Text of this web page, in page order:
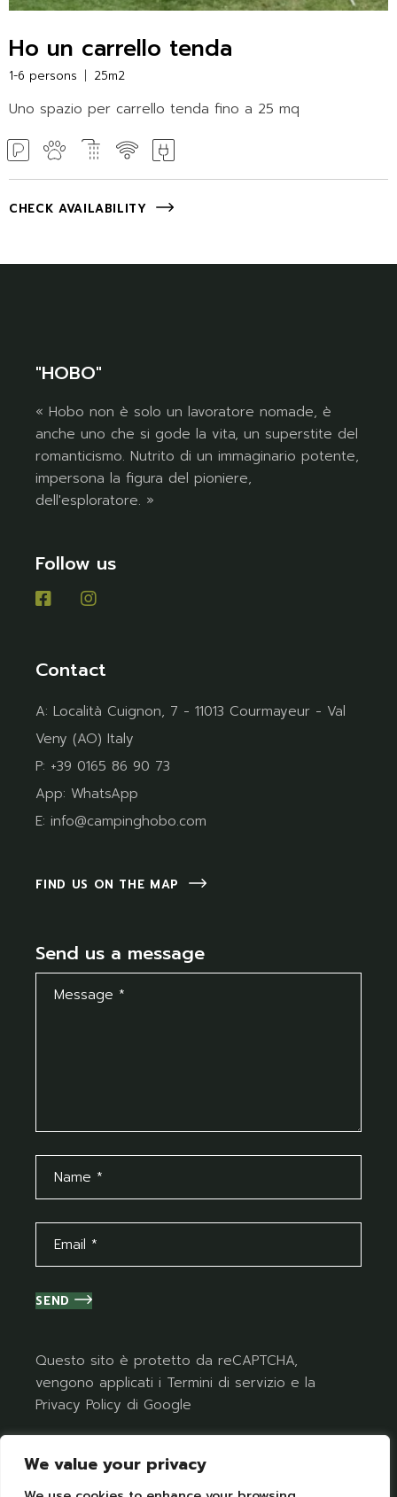
We value your privacy
Ho un carrello tenda
1-6 persons 25m2
Uno spazio per carrello tenda fino a 25 mq
CHECK AVAILABILITY
"HOBO"
« Hobo non è solo un lavoratore nomade, è
anche uno che si gode la vita, un superstite del
romanticismo. Nutrito di un immaginario potente,
impersona la figura del pioniere,
dell'esploratore. »
Follow us
Contact
A:Località Cuignon, 7 - 11013 Courmayeur - Val
Veny (AO) Italy
P: +39 0165 86 90 73
App: WhatsApp
E:info@campinghobo.com
FIND US ON THE MAP
Send us a message
SEND
Questo sito è protetto da reCAPTCHA,
vengono applicati i Termini di servizio e la
Privacy Policy di Google